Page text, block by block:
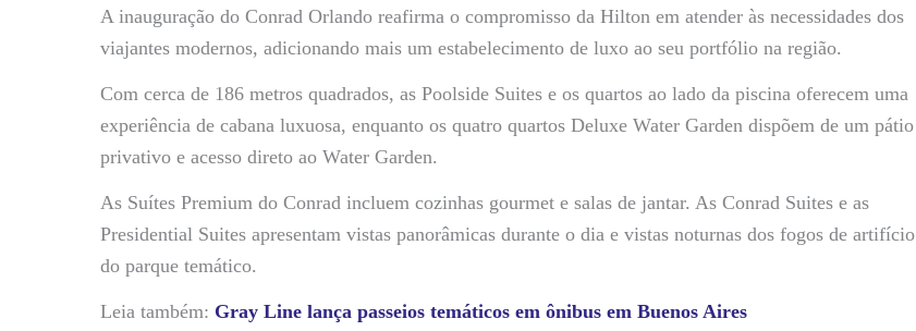
A inauguração do Conrad Orlando reafirma o compromisso da Hilton em atender às necessidades dos
viajantes modernos, adicionando mais um estabelecimento de luxo ao seu portfólio na região.
Com cerca de 186 metros quadrados, as Poolside Suites e os quartos ao lado da piscina oferecem uma
experiência de cabana luxuosa, enquanto os quatro quartos Deluxe Water Garden dispõem de um pátio
privativo e acesso direto ao Water Garden.
As Suítes Premium do Conrad incluem cozinhas gourmet e salas de jantar. As Conrad Suites e as
Presidential Suites apresentam vistas panorâmicas durante o dia e vistas noturnas dos fogos de artifício
do parque temático.
Leia também: Gray Line lança passeios temáticos em ônibus em Buenos Aires